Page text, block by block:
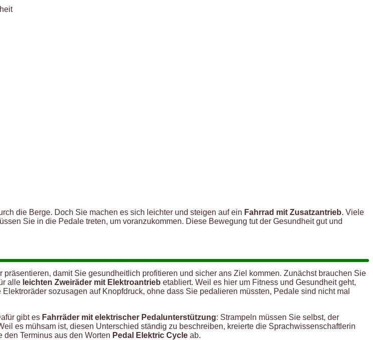
die Berge. Doch Sie machen es sich leichter und steigen auf ein Fahrrad mit Zusatzantrieb. Viele
Sie in die Pedale treten, um voranzukommen. Diese Bewegung tut der Gesundheit gut und
damit Sie gesundheitlich profitieren und sicher ans Ziel kommen. Zunächst brauchen Sie
alle leichten Zweiräder mit Elektroantrieb etabliert. Weil es hier um Fitness und Gesundheit geht,
sozusagen auf Knopfdruck, ohne dass Sie pedalieren müssten, Pedale sind nicht mal
gibt es Fahrräder mit elektrischer Pedalunterstützung: Strampeln müssen Sie selbst, der
es mühsam ist, diesen Unterschied ständig zu beschreiben, kreierte die Sprachwissenschaftlerin
den Terminus aus den Worten Pedal Elektric Cycle ab.